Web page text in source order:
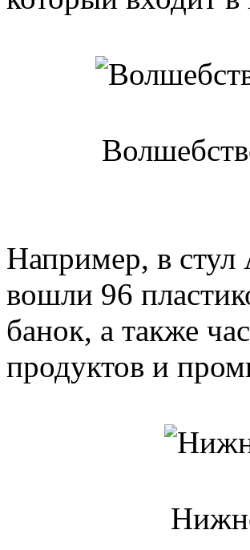
Например, в
вошли 96
банок, а также
продуктов и